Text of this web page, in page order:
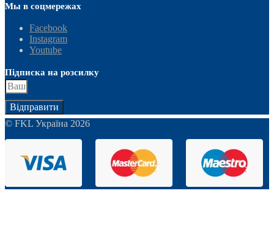
Мы в соцмережах
Facebook
Instagram
Youtube
Підписка на розсилку
Відправити
© FKL Україна 2026